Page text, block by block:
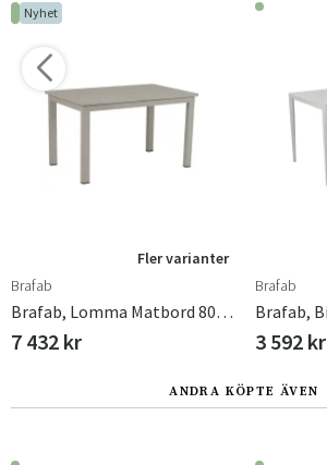
Nyhet
Fler varianter
Brafab
Brafab, Lomma Matbord 80x128-187 Cm Khaki
7 432 kr
Brafab
3 592 kr
ANDRA KÖPTE ÄVEN